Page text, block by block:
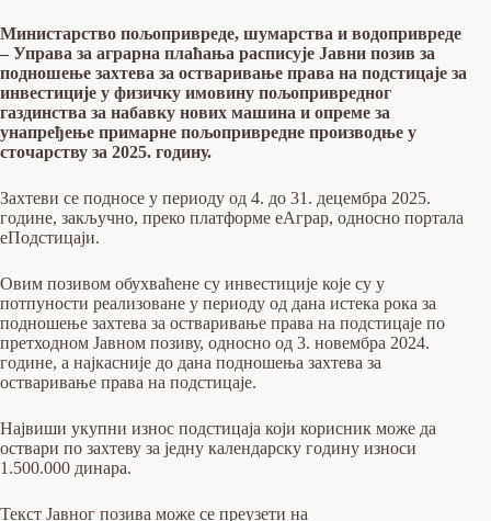
Министарство пољопривреде, шумарства и водопривреде
– Управа за аграрна плаћања расписује Јавни позив за
подношење захтева за остваривање права на подстицаје за
инвестиције у физичку имовину пољопривредног
газдинства за набавку нових машина и опреме за
унапређење примарне пољопривредне производње у
сточарству за 2025. годину.
Захтеви се подносе у периоду од 4. до 31. децембра 2025.
године, закључно, преко платформе еАграр, односно портала
еПодстицаји.
Овим позивом обухваћене су инвестиције које су у
потпуности реализоване у периоду од дана истека рока за
подношење захтева за остваривање права на подстицаје по
претходном Jавном позиву, односно од 3. новембра 2024.
године, a најкасније до дана подношења захтева за
остваривање права на подстицаје.
Највиши укупни износ подстицаја који корисник може да
оствари по захтеву за једну календарску годину износи
1.500.000 динара.
Текст Јавног позива може се преузети на